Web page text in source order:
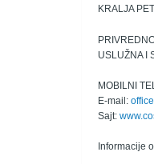
KRALJA
USLUŽNA I
MOBILNI
E-mail:
Sajt:
Informacije